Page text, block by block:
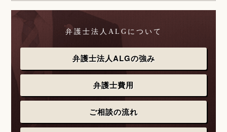
弁護士法人ALGについて
弁護士法人ALGの強み
弁護士費用
ご相談の流れ